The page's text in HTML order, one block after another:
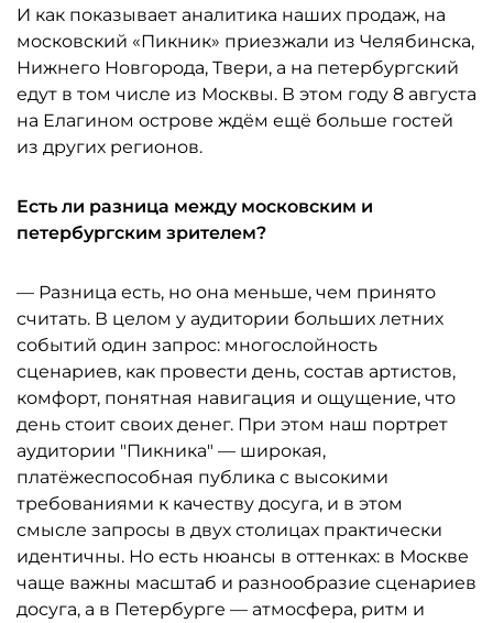
И как показывает аналитика наших продаж, на
московский «Пикник» приезжали из Челябинска,
Нижнего Новгорода, Твери, а на петербургский
едут в том числе из Москвы. В этом году 8 августа
на Елагином острове ждём ещё больше гостей
из других регионов.
Есть ли разница между московским и
петербургским зрителем?
— Разница есть, но она меньше, чем принято
считать. В целом у аудитории больших летних
событий один запрос: многослойность
сценариев, как провести день, состав артистов,
комфорт, понятная навигация и ощущение, что
день стоит своих денег. При этом наш портрет
аудитории "Пикника" — широкая,
платёжеспособная публика с высокими
требованиями к качеству досуга, и в этом
смысле запросы в двух столицах практически
идентичны. Но есть нюансы в оттенках: в Москве
чаще важны масштаб и разнообразие сценариев
досуга, а в Петербурге — атмосфера, ритм и